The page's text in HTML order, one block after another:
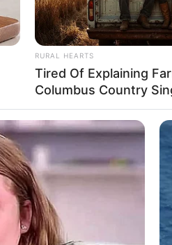
RURAL HEARTS
Tired Of Explaining
Columbus Country